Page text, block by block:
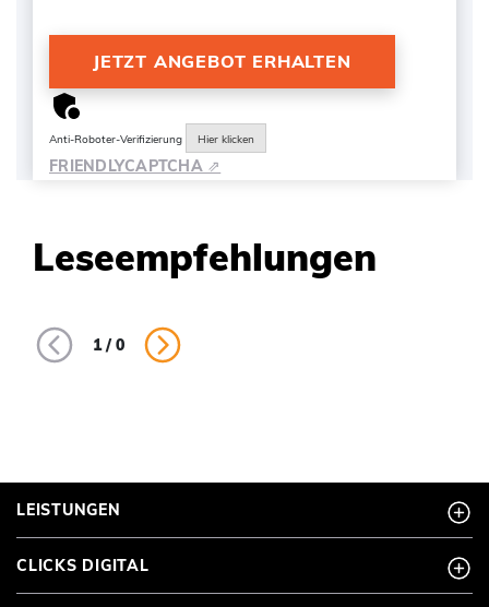
Anti-Roboter-Verifizierung Hier klicken
FRIENDLYCAPTCHA ⇗
Leseempfehlungen
1/0
LEISTUNGEN
CLICKS DIGITAL